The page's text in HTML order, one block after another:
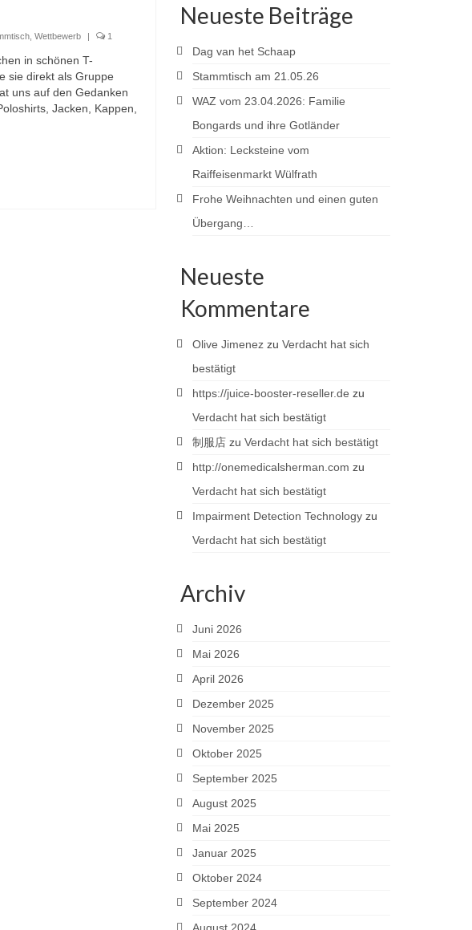
, Wettbewerb | 1
in schönen T-
sie direkt als Gruppe
uns auf den Gedanken
Jacken, Kappen,
Neueste Beiträge
Dag van het Schaap
Stammtisch am 21.05.26
WAZ vom 23.04.2026: Familie
Bongards und ihre Gotländer
Aktion: Lecksteine vom
Raiffeisenmarkt Wülfrath
Frohe Weihnachten und einen guten
Übergang…
Neueste
Kommentare
Olive Jimenezzu Verdacht hat sich
bestätigt
https://juice-booster-reseller.de zu
Verdacht hat sich bestätigt
制服店zu Verdacht hat sich bestätigt
http://onemedicalsherman.com zu
Verdacht hat sich bestätigt
Impairment Detection Technologyzu
Verdacht hat sich bestätigt
Archiv
Juni 2026
Mai 2026
April 2026
Dezember 2025
November 2025
Oktober 2025
September 2025
August 2025
Mai 2025
Januar 2025
Oktober 2024
September 2024